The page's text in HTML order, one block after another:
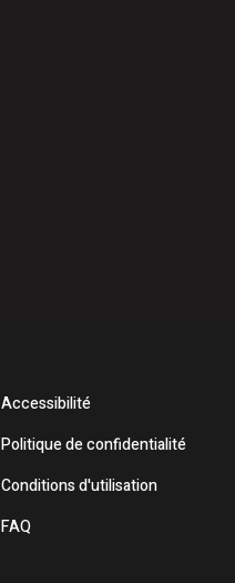
Accessibilité
Politique de confidentialité
Conditions d'utilisation
FAQ